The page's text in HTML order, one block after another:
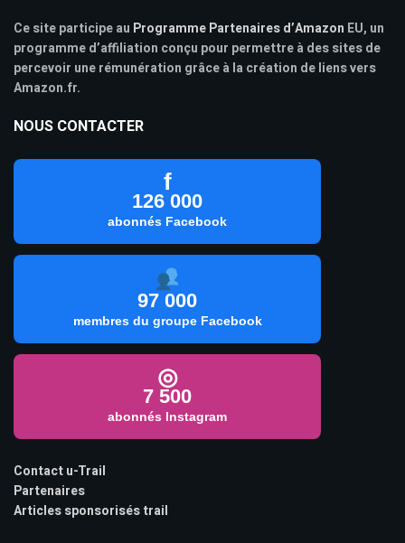
Ce site participe au Programme Partenaires d’Amazon EU, un
programme d’affiliation conçu pour permettre à des sites de
percevoir une rémunération grâce à la création de liens vers
Amazon.fr.
NOUS CONTACTER
f
126 000
abonnés Facebook
97 000
membres du groupe Facebook
◎
7 500
abonnés Instagram
Contact u-Trail
Partenaires
Articles sponsorisés trail